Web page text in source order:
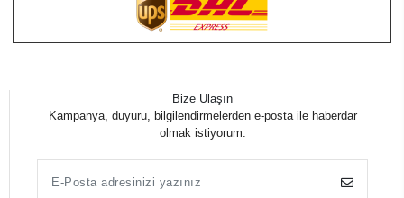
Bize Ulaşın
Kampanya, duyuru, bilgilendirmelerden e-posta ile haberdar
olmak istiyorum.